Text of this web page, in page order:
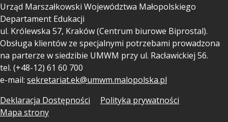
Urząd Marszałkowski Województwa Małopolskiego
Departament Edukacji
ul. Królewska 57, Kraków (Centrum biurowe Biprostal).
Obsługa klientów ze specjalnymi potrzebami prowadzona
na parterze w siedzibie UMWM przy ul. Racławickiej 56.
tel. (+48-12) 61 60 700
e-mail: sekretariat.ek@umwm.malopolska.pl
Deklaracja Dostępności
Polityka prywatności
Mapa strony